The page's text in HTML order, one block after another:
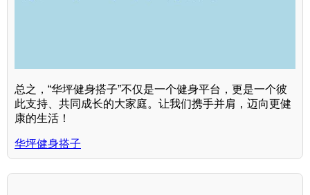
总之，“华坪健身搭子”不仅是一个健身平台，更是一个彼
此支持、共同成长的大家庭。让我们携手并肩，迈向更健
康的生活！
华坪健身搭子